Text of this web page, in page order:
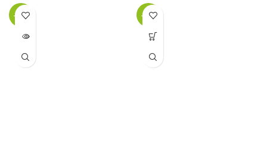
-32%
LIPSĂ
-32%